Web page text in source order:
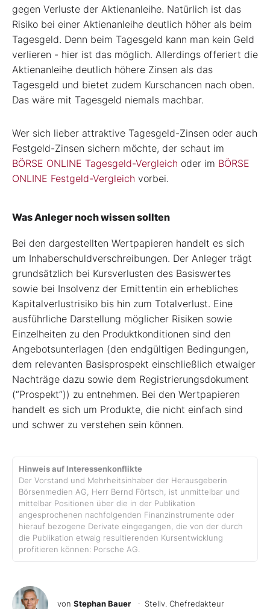
gegen Verluste der Aktienanleihe. Natürlich ist das
Risiko bei einer Aktienanleihe deutlich höher als beim
Tagesgeld. Denn beim Tagesgeld kann man kein Geld
verlieren - hier ist das möglich. Allerdings offeriert die
Aktienanleihe deutlich höhere Zinsen als das
Tagesgeld und bietet zudem Kurschancen nach oben.
Das wäre mit Tagesgeld niemals machbar.
Wer sich lieber attraktive Tagesgeld-Zinsen oder auch
Festgeld-Zinsen sichern möchte, der schaut im
BÖRSE ONLINE Tagesgeld-Vergleich oder im BÖRSE
ONLINE Festgeld-Vergleich vorbei.
Was Anleger noch wissen sollten
Bei den dargestellten Wertpapieren handelt es sich
um Inhaberschuldverschreibungen. Der Anleger trägt
grundsätzlich bei Kursverlusten des Basiswertes
sowie bei Insolvenz der Emittentin ein erhebliches
Kapitalverlustrisiko bis hin zum Totalverlust. Eine
ausführliche Darstellung möglicher Risiken sowie
Einzelheiten zu den Produktkonditionen sind den
Angebotsunterlagen (den endgültigen Bedingungen,
dem relevanten Basisprospekt einschließlich etwaiger
Nachträge dazu sowie dem Registrierungsdokument
(“Prospekt”)) zu entnehmen. Bei den Wertpapieren
handelt es sich um Produkte, die nicht einfach sind
und schwer zu verstehen sein können.
Hinweis auf Interessenkonflikte
Der Vorstand und Mehrheitsinhaber der Herausgeberin
Börsenmedien AG, Herr Bernd Förtsch, ist unmittelbar und
mittelbar Positionen über die in der Publikation
angesprochenen nachfolgenden Finanzinstrumente oder
hierauf bezogene Derivate eingegangen, die von der durch
die Publikation etwaig resultierenden Kursentwicklung
profitieren können: Porsche AG.
von Stephan Bauer · Stellv. Chefredakteur